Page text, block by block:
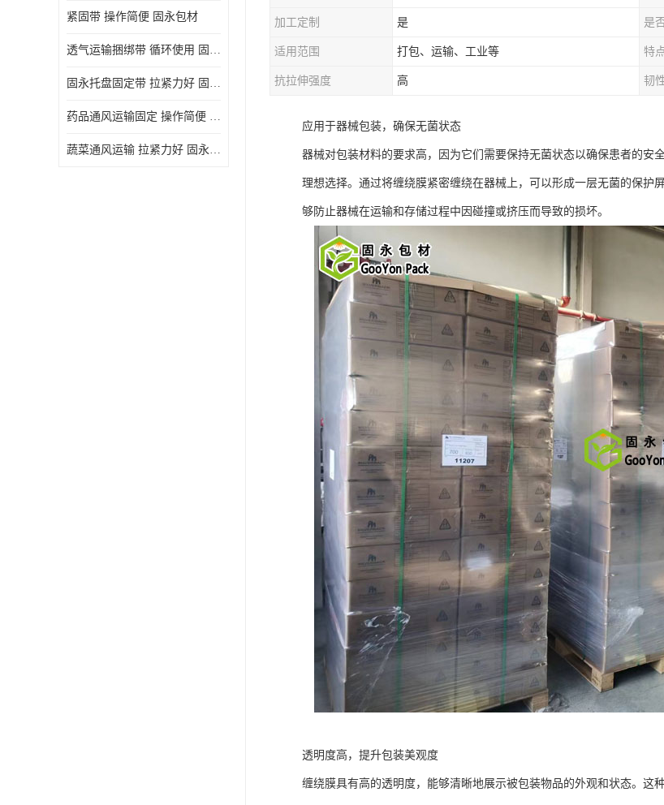
紧固带 操作简便 固永包材
透气运输捆绑带 循环使用 固永包材
固永托盘固定带 拉紧力好 固永包材
药品通风运输固定 操作简便 固永包材
蔬菜通风运输 拉紧力好 固永包材
加工定制 是 是
适用范围 打包、运输、工业等 特
抗拉伸强度 高 韧
应用于器械包装，确保无菌状态
器械对包装材料的要求高，因为它们需要保持无菌状态以确保患者的安
理想选择。通过将缠绕膜紧密缠绕在器械上，可以形成一层无菌的保护
够防止器械在运输和存储过程中因碰撞或挤压而导致的损坏。
透明度高，提升包装美观度
缠绕膜具有高的透明度，能够清晰地展示被包装物品的外观和状态。这